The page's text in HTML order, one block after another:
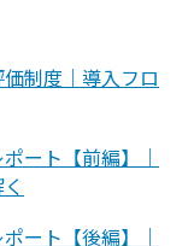
制度｜導入フロ
ート【前編】｜
ート【後編】｜